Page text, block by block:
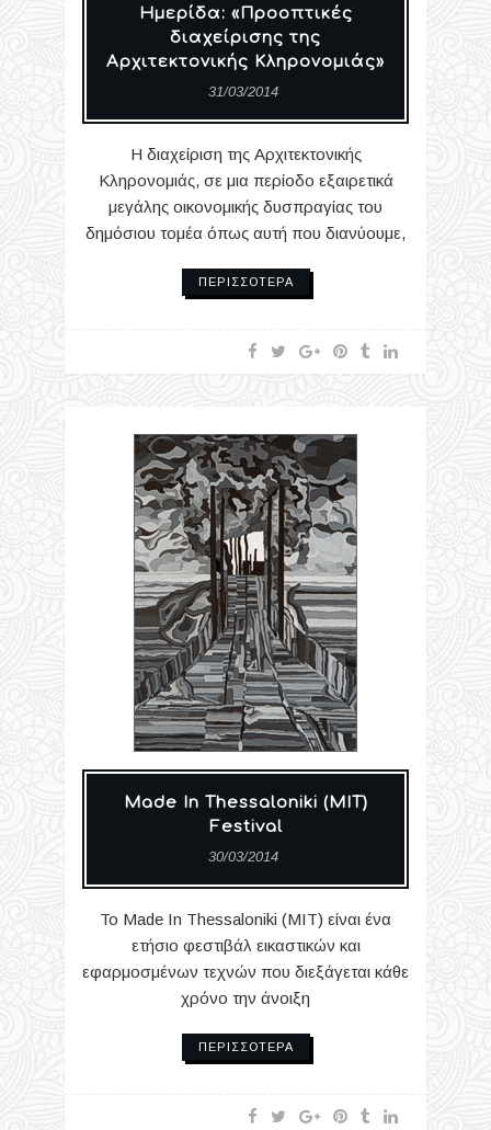
Ημερίδα: «Προοπτικές
διαχείρισης της
Αρχιτεκτονικής Κληρονομιάς»
31/03/2014
Η διαχείριση της Αρχιτεκτονικής
Κληρονομιάς, σε μια περίοδο εξαιρετικά
μεγάλης οικονομικής δυσπραγίας του
δημόσιου τομέα όπως αυτή που διανύουμε,
ΠΕΡΙΣΣΌΤΕΡΑ
Made In Thessaloniki (ΜΙΤ)
Festival
30/03/2014
Το Made In Thessaloniki (ΜΙΤ) είναι ένα
ετήσιο φεστιβάλ εικαστικών και
εφαρμοσμένων τεχνών που διεξάγεται κάθε
χρόνο την άνοιξη
ΠΕΡΙΣΣΌΤΕΡΑ